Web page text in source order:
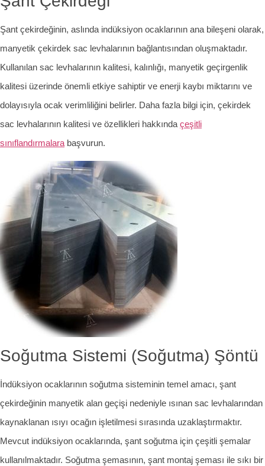
Şant çekirdeğinin, aslında indüksiyon ocaklarının ana bileşeni olarak,
manyetik çekirdek sac levhalarının bağlantısından oluşmaktadır.
Kullanılan sac levhalarının kalitesi, kalınlığı, manyetik geçirgenlik
kalitesi üzerinde önemli etkiye sahiptir ve enerji kaybı miktarını ve
dolayısıyla ocak verimliliğini belirler. Daha fazla bilgi için, çekirdek
sac levhalarının kalitesi ve özellikleri hakkında çeşitli
sınıflandırmalara başvurun.
Soğutma Sistemi (Soğutma) Şöntü
İndüksiyon ocaklarının soğutma sisteminin temel amacı, şant
çekirdeğinin manyetik alan geçişi nedeniyle ısınan sac levhalarından
kaynaklanan ısıyı ocağın işletilmesi sırasında uzaklaştırmaktır.
Mevcut indüksiyon ocaklarında, şant soğutma için çeşitli şemalar
kullanılmaktadır. Soğutma şemasının, şant montaj şeması ile sıkı bir